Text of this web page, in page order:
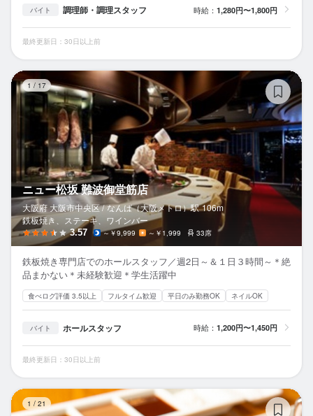
バイト 調理師・調理スタッフ 時給： 1,280円〜1,800円
最終更新日：30日以上前
1 / 17
ニュー松坂 難波御堂筋店
大阪府 大阪市中央区 / なんば（大阪メトロ）駅 106m
鉄板焼き、ステーキ、ワインバー
3.57 ～￥9,999 ～￥1,999 33席
鉄板焼き専門店でのホールスタッフ／週2日～＆１日３時間～＊絶
品まかない＊未経験歓迎＊学生活躍中
食べログ評価 3.5以上 フルタイム歓迎 平日のみ勤務OK ネイルOK
バイト ホールスタッフ 時給： 1,200円〜1,450円
最終更新日：30日以上前
1 / 21